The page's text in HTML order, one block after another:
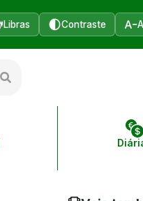
Libras Contraste